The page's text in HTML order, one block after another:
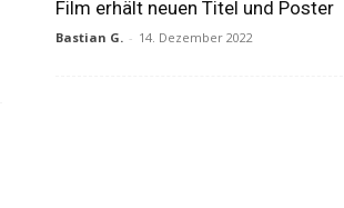
Film erhält neuen Titel und Poster
Bastian G. - 14. Dezember 2022